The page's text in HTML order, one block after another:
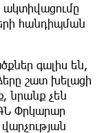
հանդիպման
գալիս են,
շատ խելացի
նրանք չեն
Փրկարար